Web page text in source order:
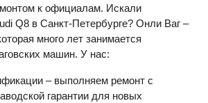
к официалам. Искали
Q8 в Санкт-Петербурге? Онли Ваг –
много лет занимается
машин. У нас:
– выполняем ремонт с
гарантии для новых